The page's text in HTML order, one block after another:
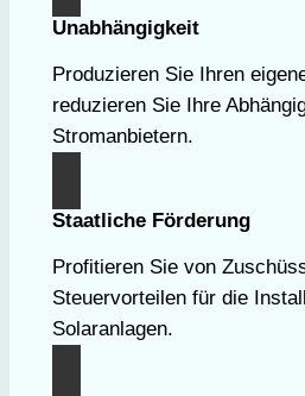
Unabhängigkeit
Produzieren Sie Ihren
reduzieren Sie Ihre
Stromanbietern.
Staatliche Förderung
Profitieren Sie von
Steuervorteilen für die
Solaranlagen.